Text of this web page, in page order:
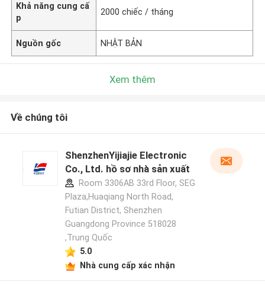
Khả năng cung cấ
p
2000 chiếc / tháng
Nguồn gốc NHẬT BẢN
Xem thêm
Về chúng tôi
ShenzhenYijiajie Electronic
Co., Ltd. hồ sơ nhà sản xuất
Room 3306AB 33rd Floor, SEG
Plaza,Huaqiang North Road,
Futian District, Shenzhen
Guangdong Province 518028
,Trung Quốc
5.0
Nhà cung cấp xác nhận